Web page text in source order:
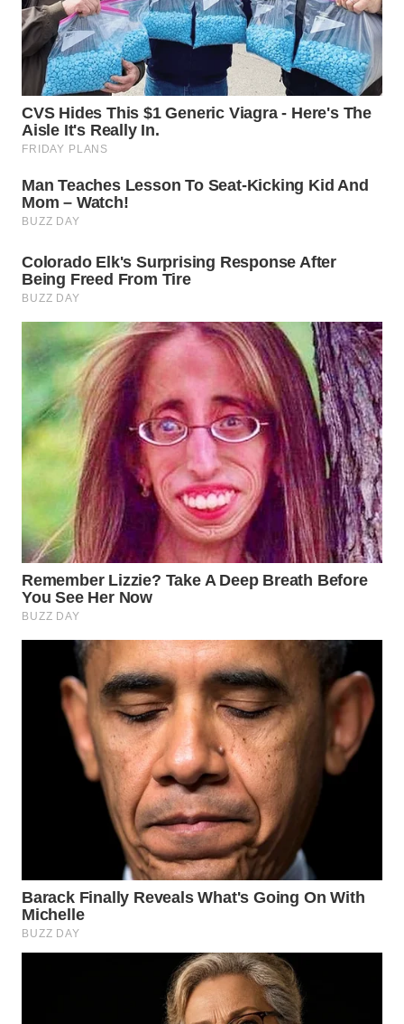
WN
DEPOK
WN
TAPANULI
UTARA
WN
SAMOSIR
PADANG
LAWAS
SUMEDANG
WN
CIANJUR
WN
KEPULAUAN
SERIBU
WN
TANGERANG
WN
BINJAI
WN
CIREBON
WN
INDRAMAYU
WN
MAJALENGKA
WN